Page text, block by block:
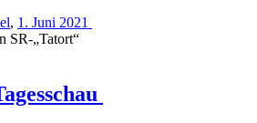
, 1. Juni 2021